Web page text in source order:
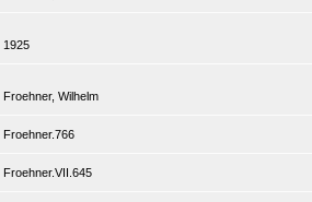
1925
Froehner, Wilhelm
Froehner.766
Froehner.VII.645